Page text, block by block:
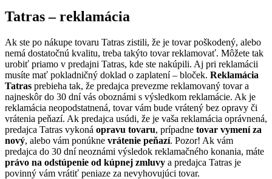
Tatras – reklamácia
Ak ste po nákupe tovaru Tatras zistili, že je tovar poškodený, alebo
nemá dostatočnú kvalitu, treba takýto tovar reklamovať. Môžete tak
urobiť priamo v predajni Tatras, kde ste nakúpili. Aj pri reklamácii
musíte mať pokladničný doklad o zaplatení – bloček. Reklamácia
Tatras prebieha tak, že predajca prevezme reklamovaný tovar a
najneskôr do 30 dní vás oboznámi s výsledkom reklamácie. Ak je
reklamácia neopodstatnená, tovar vám bude vrátený bez opravy či
vrátenia peňazí. Ak predajca usúdi, že je vaša reklamácia oprávnená,
predajca Tatras vykoná opravu tovaru, prípadne tovar vymení za
nový, alebo vám ponúkne vrátenie peňazí. Pozor! Ak vám
predajca do 30 dní neoznámi výsledok reklamačného konania, máte
právo na odstúpenie od kúpnej zmluvy a predajca Tatras je
povinný vám vrátiť peniaze za nevyhovujúci tovar.